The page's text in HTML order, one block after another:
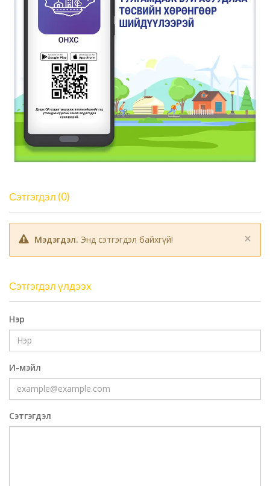
Сэтгэгдэл (0)
×
Мэдэгдэл. Энд сэтгэгдэл байхгүй!
Сэтгэгдэл үлдээх
Нэр
И-мэйл
Сэтгэгдэл